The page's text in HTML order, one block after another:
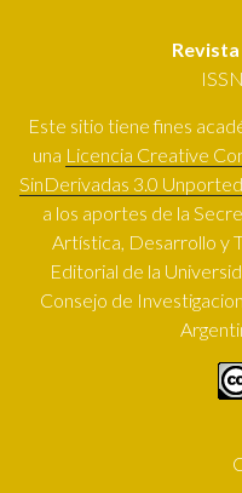
Revista
Este sitio tiene fines
una Licencia Creative
SinDerivadas 3.0 Unported
a los aportes de la
Artística, Desarrollo y
Editorial de la
Consejo de